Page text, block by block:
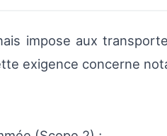
impose aux
exigence concerne